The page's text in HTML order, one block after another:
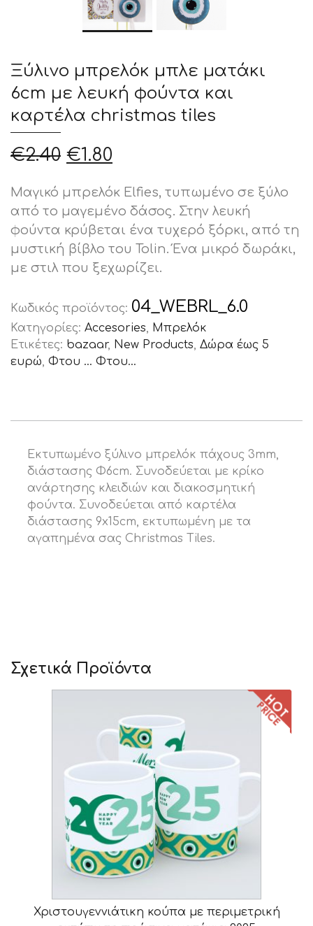
Ξύλινο μπρελόκ μπλε ματάκι
6cm με λευκή φούντα και
καρτέλα christmas tiles
€2.40 Original
price
was:
€2.40.
€1.80
τρέχουσα
τιμή
είναι:
€1.80.
Μαγικό μπρελόκ Elfies, τυπωμένο σε ξύλο
από το μαγεμένο δάσος. Στην λευκή
φούντα κρύβεται ένα τυχερό ξόρκι, από τη
μυστική βίβλο του Tolin. Ένα μικρό δωράκι,
με στιλ που ξεχωρίζει.
Κωδικός προϊόντος: 04_WEBRL_6.0
Κατηγορίες: Accesories, Μπρελόκ
Ετικέτες: bazaar, New Products, Δώρα έως 5
ευρώ, Φτου ... Φτου...
Εκτυπωμένο ξύλινο μπρελόκ πάχους 3mm,
διάστασης Φ6cm. Συνοδεύεται με κρίκο
ανάρτησης κλειδιών και διακοσμητική
φούντα. Συνοδεύεται από καρτέλα
διάστασης 9x15cm, εκτυπωμένη με τα
αγαπημένα σας Christmas Tiles.
Σχετικά Προϊόντα
Χριστουγεννιάτικη κούπα με περιμετρική